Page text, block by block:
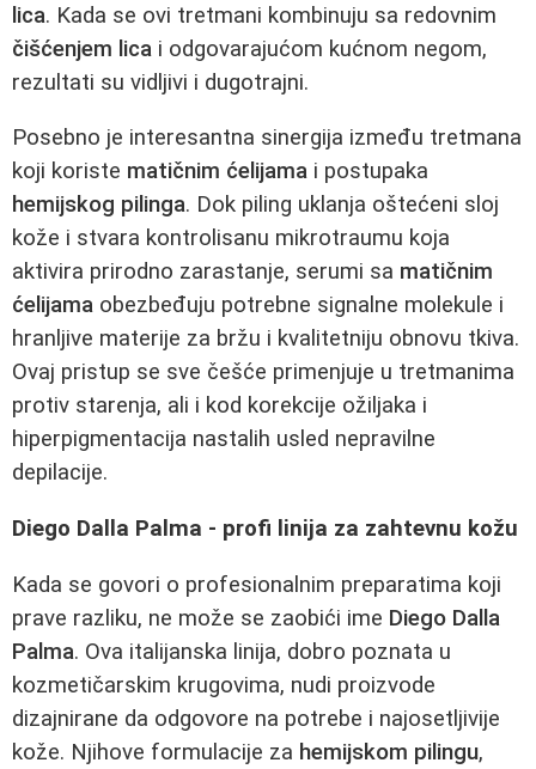
lica. Kada se ovi tretmani kombinuju sa redovnim
čišćenjem lica i odgovarajućom kućnom negom,
rezultati su vidljivi i dugotrajni.
Posebno je interesantna sinergija između tretmana
koji koriste matičnim ćelijama i postupaka
hemijskog pilinga. Dok piling uklanja oštećeni sloj
kože i stvara kontrolisanu mikrotraumu koja
aktivira prirodno zarastanje, serumi sa matičnim
ćelijama obezbeđuju potrebne signalne molekule i
hranljive materije za bržu i kvalitetniju obnovu tkiva.
Ovaj pristup se sve češće primenjuje u tretmanima
protiv starenja, ali i kod korekcije ožiljaka i
hiperpigmentacija nastalih usled nepravilne
depilacije.
Diego Dalla Palma - profi linija za zahtevnu kožu
Kada se govori o profesionalnim preparatima koji
prave razliku, ne može se zaobići ime Diego Dalla
Palma. Ova italijanska linija, dobro poznata u
kozmetičarskim krugovima, nudi proizvode
dizajnirane da odgovore na potrebe i najosetljivije
kože. Njihove formulacije za hemijskom pilingu,